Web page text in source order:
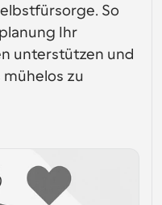
Marketing
ein
und Erinnerungen
So
Ihr
unterstützen und
mühelos zu